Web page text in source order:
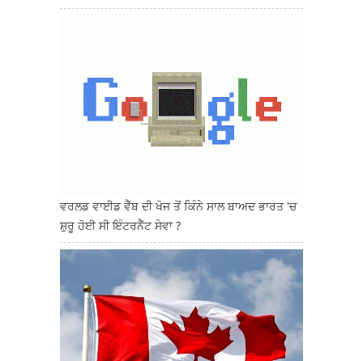
ਵਰਲਡ ਵਾਈਡ ਵੈੱਬ ਦੀ ਖੋਜ ਤੋਂ ਕਿੰਨੇ ਸਾਲ ਬਾਅਦ ਭਾਰਤ 'ਚ
ਸ਼ੁਰੂ ਹੋਈ ਸੀ ਇੰਟਰਨੈੱਟ ਸੇਵਾ ?